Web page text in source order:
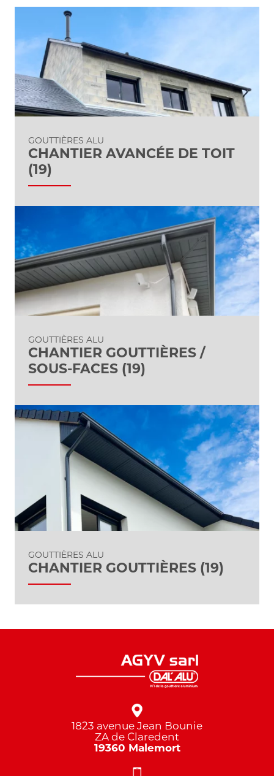
GOUTTIÈRES ALU
CHANTIER AVANCÉE DE TOIT
(19)
GOUTTIÈRES ALU
CHANTIER GOUTTIÈRES /
SOUS-FACES (19)
GOUTTIÈRES ALU
CHANTIER GOUTTIÈRES (19)
1823 avenue Jean Bounie
ZA de Claredent
19360 Malemort